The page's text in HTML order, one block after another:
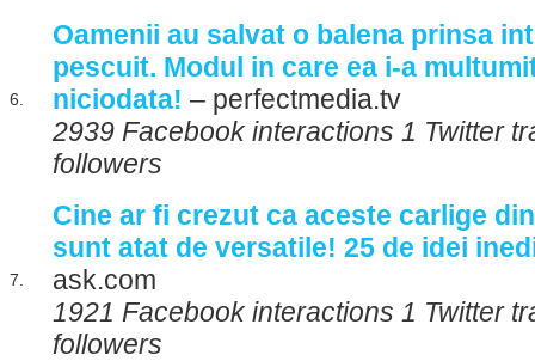
6.
Oamenii au salvat o balena prinsa
pescuit. Modul in care ea i-a
niciodata! – perfectmedia.tv
2939 Facebook interactions 1 Twitter
followers
7.
Cine ar fi crezut ca aceste carlige
sunt atat de versatile! 25 de idei
ask.com
1921 Facebook interactions 1 Twitter
followers